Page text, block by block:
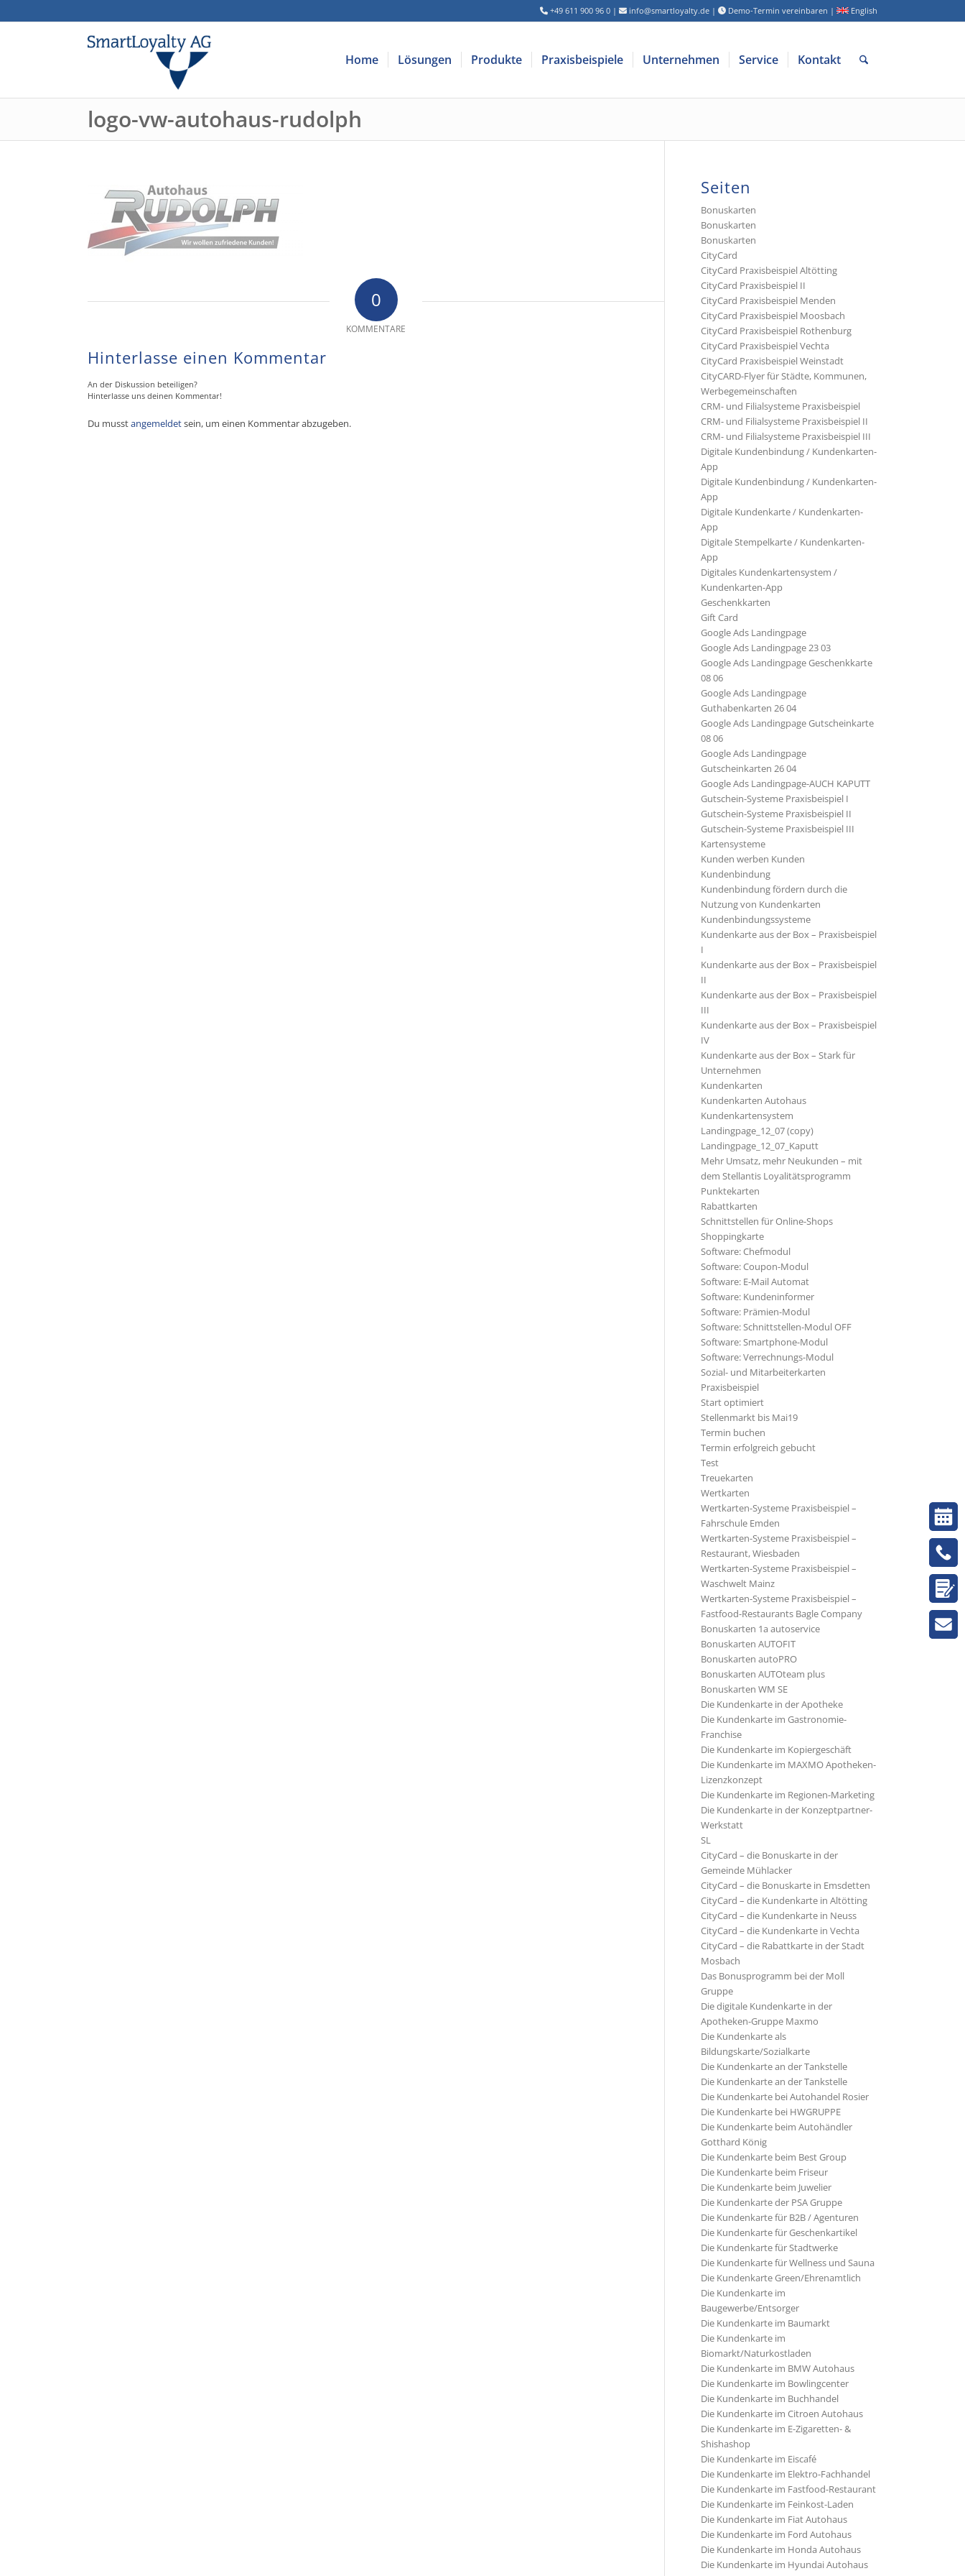
+49 611 900 96 0 | info@smartloyalty.de | Demo-Termin vereinbaren | English
Home Lösungen Produkte Praxisbeispiele Unternehmen Service Kontakt
logo-vw-autohaus-rudolph
0
KOMMENTARE
Hinterlasse einen Kommentar
An der Diskussion beteiligen?
Hinterlasse uns deinen Kommentar!
Du musstangemeldetsein, um einen Kommentar abzugeben.
Seiten
Bonuskarten
Bonuskarten
Bonuskarten
CityCard
CityCard Praxisbeispiel Altötting
CityCard Praxisbeispiel II
CityCard Praxisbeispiel Menden
CityCard Praxisbeispiel Moosbach
CityCard Praxisbeispiel Rothenburg
CityCard Praxisbeispiel Vechta
CityCard Praxisbeispiel Weinstadt
CityCARD-Flyer für Städte, Kommunen,
Werbegemeinschaften
CRM- und Filialsysteme Praxisbeispiel
CRM- und Filialsysteme Praxisbeispiel II
CRM- und Filialsysteme Praxisbeispiel III
Digitale Kundenbindung / Kundenkarten-
App
Digitale Kundenbindung / Kundenkarten-
App
Digitale Kundenkarte / Kundenkarten-
App
Digitale Stempelkarte / Kundenkarten-
App
Digitales Kundenkartensystem /
Kundenkarten-App
Geschenkkarten
Gift Card
Google Ads Landingpage
Google Ads Landingpage 23 03
Google Ads Landingpage Geschenkkarte
08 06
Google Ads Landingpage
Guthabenkarten 26 04
Google Ads Landingpage Gutscheinkarte
08 06
Google Ads Landingpage
Gutscheinkarten 26 04
Google Ads Landingpage-AUCH KAPUTT
Gutschein-Systeme Praxisbeispiel I
Gutschein-Systeme Praxisbeispiel II
Gutschein-Systeme Praxisbeispiel III
Kartensysteme
Kunden werben Kunden
Kundenbindung
Kundenbindung fördern durch die
Nutzung von Kundenkarten
Kundenbindungssysteme
Kundenkarte aus der Box – Praxisbeispiel
I
Kundenkarte aus der Box – Praxisbeispiel
II
Kundenkarte aus der Box – Praxisbeispiel
III
Kundenkarte aus der Box – Praxisbeispiel
IV
Kundenkarte aus der Box – Stark für
Unternehmen
Kundenkarten
Kundenkarten Autohaus
Kundenkartensystem
Landingpage_12_07 (copy)
Landingpage_12_07_Kaputt
Mehr Umsatz, mehr Neukunden – mit
dem Stellantis Loyalitätsprogramm
Punktekarten
Rabattkarten
Schnittstellen für Online-Shops
Shoppingkarte
Software: Chefmodul
Software: Coupon-Modul
Software: E-Mail Automat
Software: Kundeninformer
Software: Prämien-Modul
Software: Schnittstellen-Modul OFF
Software: Smartphone-Modul
Software: Verrechnungs-Modul
Sozial- und Mitarbeiterkarten
Praxisbeispiel
Start optimiert
Stellenmarkt bis Mai19
Termin buchen
Termin erfolgreich gebucht
Test
Treuekarten
Wertkarten
Wertkarten-Systeme Praxisbeispiel –
Fahrschule Emden
Wertkarten-Systeme Praxisbeispiel –
Restaurant, Wiesbaden
Wertkarten-Systeme Praxisbeispiel –
Waschwelt Mainz
Wertkarten-Systeme Praxisbeispiel –
Fastfood-Restaurants Bagle Company
Bonuskarten 1a autoservice
Bonuskarten AUTOFIT
Bonuskarten autoPRO
Bonuskarten AUTOteam plus
Bonuskarten WM SE
Die Kundenkarte in der Apotheke
Die Kundenkarte im Gastronomie-
Franchise
Die Kundenkarte im Kopiergeschäft
Die Kundenkarte im MAXMO Apotheken-
Lizenzkonzept
Die Kundenkarte im Regionen-Marketing
Die Kundenkarte in der Konzeptpartner-
Werkstatt
SL
CityCard – die Bonuskarte in der
Gemeinde Mühlacker
CityCard – die Bonuskarte in Emsdetten
CityCard – die Kundenkarte in Altötting
CityCard – die Kundenkarte in Neuss
CityCard – die Kundenkarte in Vechta
CityCard – die Rabattkarte in der Stadt
Mosbach
Das Bonusprogramm bei der Moll
Gruppe
Die digitale Kundenkarte in der
Apotheken-Gruppe Maxmo
Die Kundenkarte als
Bildungskarte/Sozialkarte
Die Kundenkarte an der Tankstelle
Die Kundenkarte an der Tankstelle
Die Kundenkarte bei Autohandel Rosier
Die Kundenkarte bei HWGRUPPE
Die Kundenkarte beim Autohändler
Gotthard König
Die Kundenkarte beim Best Group
Die Kundenkarte beim Friseur
Die Kundenkarte beim Juwelier
Die Kundenkarte der PSA Gruppe
Die Kundenkarte für B2B / Agenturen
Die Kundenkarte für Geschenkartikel
Die Kundenkarte für Stadtwerke
Die Kundenkarte für Wellness und Sauna
Die Kundenkarte Green/Ehrenamtlich
Die Kundenkarte im
Baugewerbe/Entsorger
Die Kundenkarte im Baumarkt
Die Kundenkarte im
Biomarkt/Naturkostladen
Die Kundenkarte im BMW Autohaus
Die Kundenkarte im Bowlingcenter
Die Kundenkarte im Buchhandel
Die Kundenkarte im Citroen Autohaus
Die Kundenkarte im E-Zigaretten- &
Shishashop
Die Kundenkarte im Eiscafé
Die Kundenkarte im Elektro-Fachhandel
Die Kundenkarte im Fastfood-Restaurant
Die Kundenkarte im Feinkost-Laden
Die Kundenkarte im Fiat Autohaus
Die Kundenkarte im Ford Autohaus
Die Kundenkarte im Honda Autohaus
Die Kundenkarte im Hyundai Autohaus